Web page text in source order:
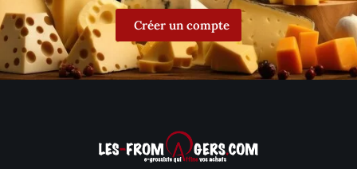
Créer un compte